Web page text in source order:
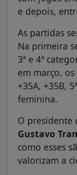
e depois,
As partidas
Na primeira
3ª e 4ª
em março,
+35A, +35B,
feminina.
O presidente
Gustavo
como esses
valorizam a